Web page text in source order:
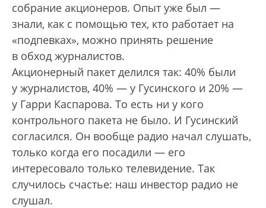
собрание акционеров. Опыт уже был —
знали, как с помощью тех, кто работает на
«подпевках», можно принять решение
в обход журналистов.
Акционерный пакет делился так: 40% были
у журналистов, 40% — у Гусинского и 20% —
у Гарри Каспарова. То есть ни у кого
контрольного пакета не было. И Гусинский
согласился. Он вообще радио начал слушать,
только когда его посадили — его
интересовало только телевидение. Так
случилось счастье: наш инвестор радио не
слушал.